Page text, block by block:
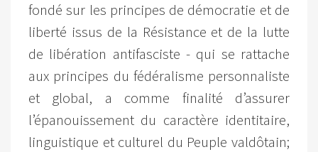
fondé sur les principes de démocratie et de
liberté issus de la Résistance et de la lutte
de libération antifasciste - qui se rattache
aux principes du fédéralisme personnaliste
et global, a comme finalité d’assurer
l’épanouissement du caractère identitaire,
linguistique et culturel du Peuple valdôtain;